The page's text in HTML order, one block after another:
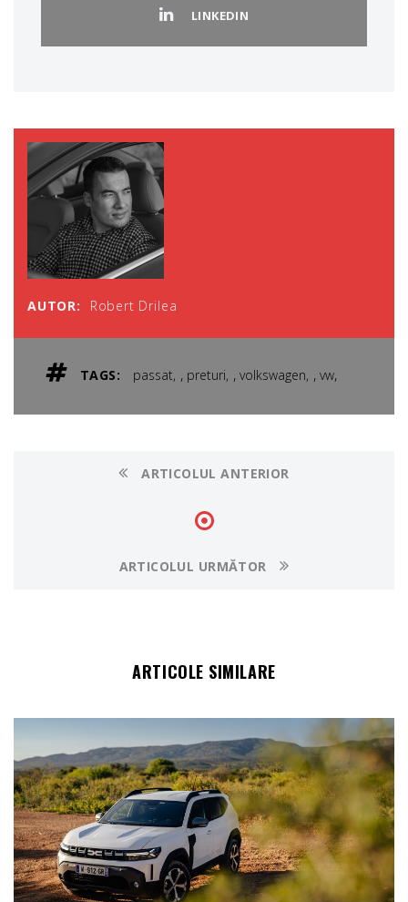
LINKEDIN
AUTOR: Robert Drilea
TAGS: passat , preturi ,volkswagen ,vw,
ARTICOLUL ANTERIOR
ARTICOLUL URMĂTOR
ARTICOLE SIMILARE